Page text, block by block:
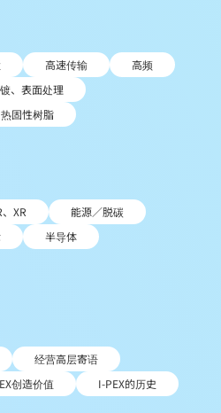
高速传输
高频
、表面处理
热固性树脂
XR
能源／脱碳
半导体
经营高层寄语
创造价值 I-PEX的历史